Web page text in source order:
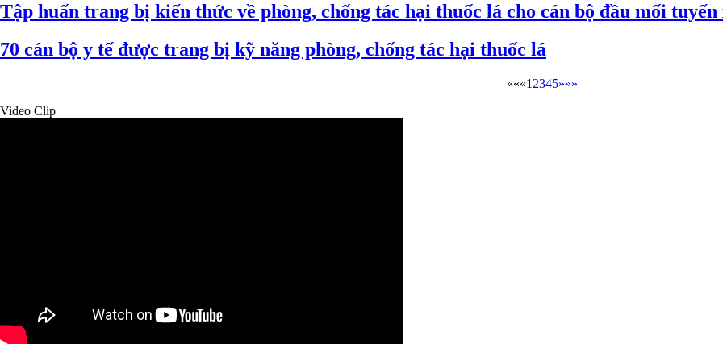
Tập huấn trang bị kiến thức về phòng, chống tác hại thuốc lá cho cán bộ đầu mối tuyến
70 cán bộ y tế được trang bị kỹ năng phòng, chống tác hại thuốc lá
«««1 2345»»»
Video Clip